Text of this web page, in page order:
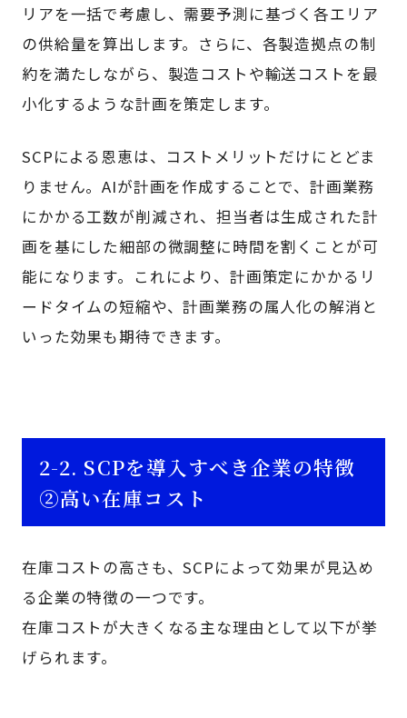
リアを一括で考慮し、需要予測に基づく各エリア
の供給量を算出します。さらに、各製造拠点の制
約を満たしながら、製造コストや輸送コストを最
小化するような計画を策定します。
SCPによる恩恵は、コストメリットだけにとどま
りません。AIが計画を作成することで、計画業務
にかかる工数が削減され、担当者は生成された計
画を基にした細部の微調整に時間を割くことが可
能になります。これにより、計画策定にかかるリ
ードタイムの短縮や、計画業務の属人化の解消と
いった効果も期待できます。
2-2. SCPを導入すべき企業の特徴
②高い在庫コスト
在庫コストの高さも、SCPによって効果が見込め
る企業の特徴の一つです。
在庫コストが大きくなる主な理由として以下が挙
げられます。